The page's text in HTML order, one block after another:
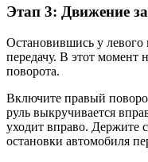
Этап 3: Движение
Остановившись у
передачу. В этот момент
поворота.
Включите правый
руль выкручивается
уходит вправо. Держите
остановки автомобиля